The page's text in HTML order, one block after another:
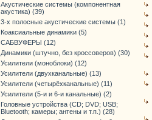
Акустические системы (компонентная
акустика) (39)
3-х полосные акустические системы (1)
Коаксиальные динамики (5)
САБВУФЕРЫ (12)
Динамики (штучно, без кроссоверов) (30)
Усилители (моноблоки) (12)
Усилители (двухканальные) (13)
Усилители (четырёхканальные) (11)
Усилители (5-и и 6-и канальные) (2)
Головные устройства (CD; DVD; USB;
Bluetooth; камеры; антены и т.п.) (28)